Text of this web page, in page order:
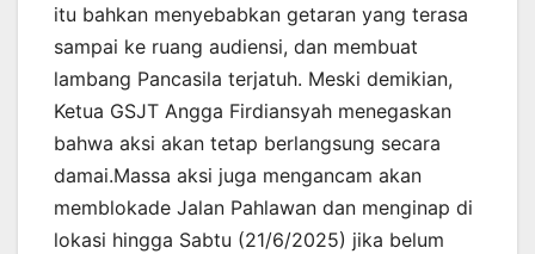
itu bahkan menyebabkan getaran yang terasa
sampai ke ruang audiensi, dan membuat
lambang Pancasila terjatuh. Meski demikian,
Ketua GSJT Angga Firdiansyah menegaskan
bahwa aksi akan tetap berlangsung secara
damai.Massa aksi juga mengancam akan
memblokade Jalan Pahlawan dan menginap di
lokasi hingga Sabtu (21/6/2025) jika belum